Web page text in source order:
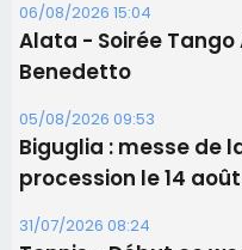
06/08/2026 15:04
Alata - Soirée
Benedetto
05/08/2026 09:53
Biguglia : messe de
procession le 14 août
31/07/2026 08:24